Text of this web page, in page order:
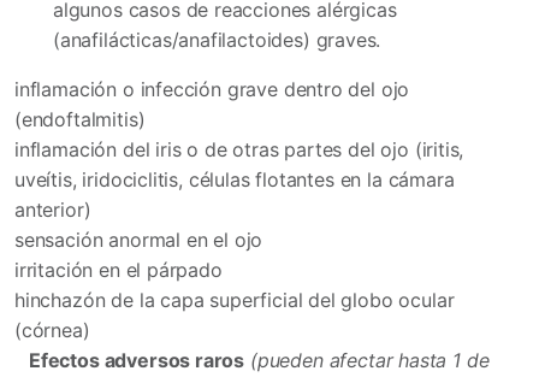
algunos casos de reacciones alérgicas
(anafilácticas/anafilactoides) graves.
inflamación o infección grave dentro del ojo
(endoftalmitis)
inflamación del iris o de otras partes del ojo (iritis,
uveítis, iridociclitis, células flotantes en la cámara
anterior)
sensación anormal en el ojo
irritación en el párpado
hinchazón de la capa superficial del globo ocular
(córnea)
Efectos adversos raros (pueden afectar hasta 1 de